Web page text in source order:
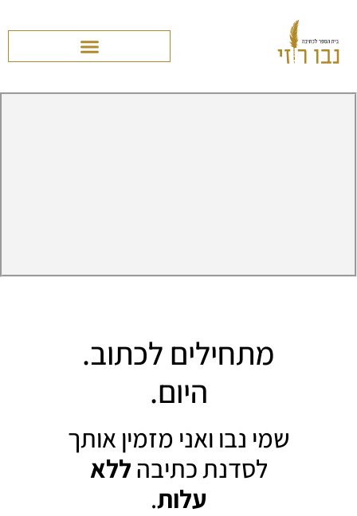
מתחילים לכתוב.
היום.
שמי נבו ואני מזמין אותך
לסדנת כתיבהללא
עלות.